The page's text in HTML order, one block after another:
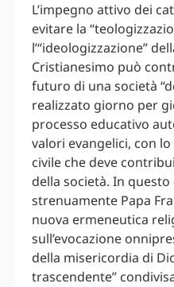
L’impegno attivo dei
evitare la
l’“ideologizzazione”
Cristianesimo può
futuro di una società
realizzato giorno per
processo educativo
valori evangelici, con
civile che deve
della società. In
strenuamente Papa
nuova ermeneutica
sull’evocazione
della misericordia di
trascendente”